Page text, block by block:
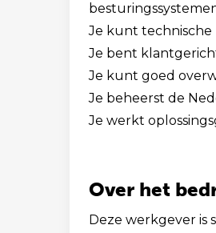
Je kunt
Je bent
Je kunt goed
Je beheerst de
Je werkt
Over het
Deze werkgever is